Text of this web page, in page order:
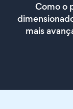
Como o
mais